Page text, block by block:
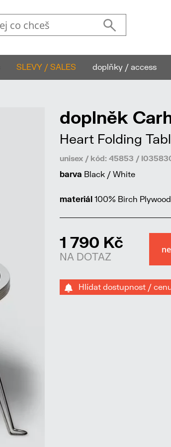
SLEVY / SALES doplňky / access
doplněk
Heart Folding
unisex / kód: 45853 /
barva Black / White
materiál 100% Birch Plywood
1 790 Kč
NA DOTAZ
Hlídat dostupnost /